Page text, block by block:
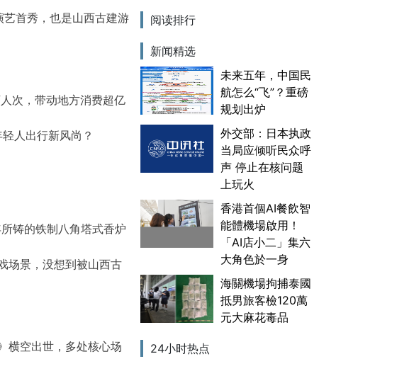
首秀，也是山西古建游
次，带动地方消费超亿
人出行新风尚？
铸的铁制八角塔式香炉
场景，没想到被山西古
横空出世，多处核心场
阅读排行
新闻精选
未来五年，中国民
航怎么“飞”？重磅
规划出炉
外交部：日本执政
当局应倾听民众呼
声 停止在核问题
上玩火
香港首個AI餐飲智
能體機場啟用！
「AI店小二」集六
大角色於一身
海關機場拘捕泰國
抵男旅客檢120萬
元大麻花毒品
24小时热点